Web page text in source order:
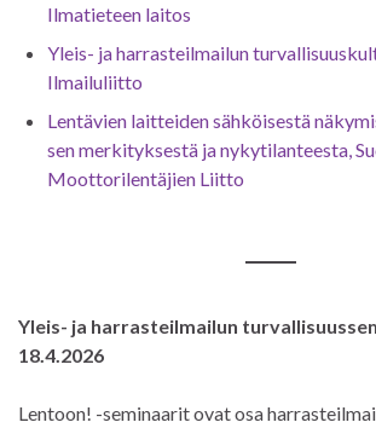
Ilmatieteen laitos
Yleis- ja harrasteilmailun
Ilmailuliitto
Lentävien laitteiden sähköisestä
sen merkityksestä ja nykytilanteesta,
Moottorilentäjien Liitto
Yleis- ja har­ras­teil­mai­lun
18.4.2026
Lentoon! -seminaarit ovat osa